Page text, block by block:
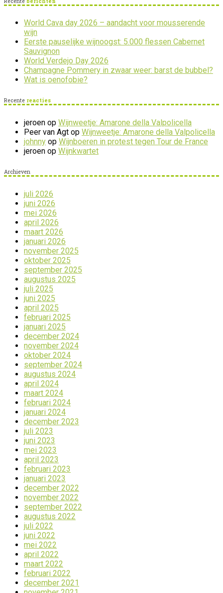
World Cava day 2026 – aandacht voor mousserende
wijn
Eerste pauselijke wijnoogst: 5.000 flessen Cabernet
Sauvignon
World Verdejo Day 2026
Champagne Pommery in zwaar weer: barst de bubbel?
Wat is oenofobie?
Recente reacties
jeroen op Wijnweetje: Amarone della Valpolicella
Peer van Agt op Wijnweetje: Amarone della Valpolicella
johnny op Wijnboeren in protest tegen Tour de France
jeroen op Wijnkwartet
Archieven
juli 2026
juni 2026
mei 2026
april 2026
maart 2026
januari 2026
november 2025
oktober 2025
september 2025
augustus 2025
juli 2025
juni 2025
april 2025
februari 2025
januari 2025
december 2024
november 2024
oktober 2024
september 2024
augustus 2024
april 2024
maart 2024
februari 2024
januari 2024
december 2023
juli 2023
juni 2023
mei 2023
april 2023
februari 2023
januari 2023
december 2022
november 2022
september 2022
augustus 2022
juli 2022
juni 2022
mei 2022
april 2022
maart 2022
februari 2022
december 2021